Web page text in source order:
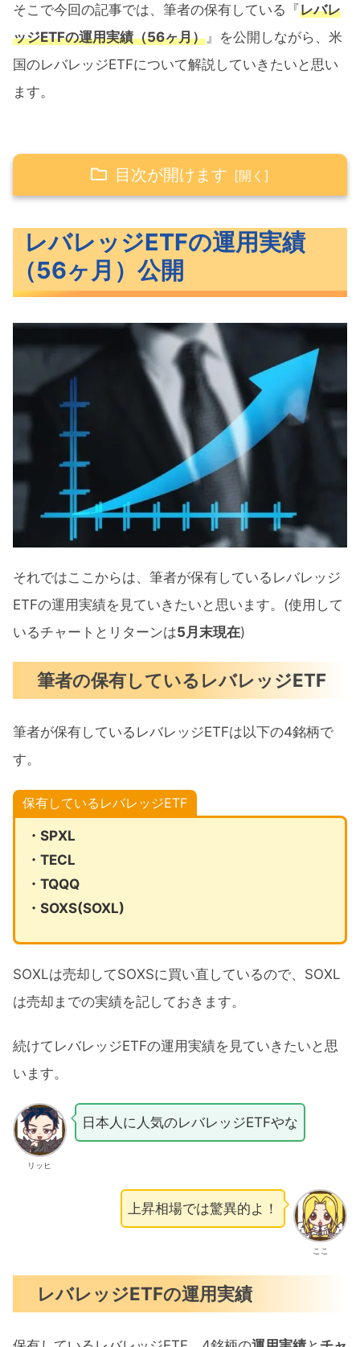
そこで今回の記事では、筆者の保有している『レバレ
ッジETFの運用実績（56ヶ月） 』を公開しながら、米
国のレバレッジETFについて解説していきたいと思い
ます。
目次が開けます
筆者の保有しているレバレッジETF
レバレッジETFの運用実績
次に上昇したら一部は利確する
レバレッジETFとは
どんなレバレッジETFがあるの？
レバレッジETF運用実績公開『SPXL･
TECL･TQQQ･SOXL』まとめ
レバレッジETFの運用実績
（56ヶ月）公開
それではここからは、筆者が保有しているレバレッジ
ETFの運用実績を見ていきたいと思います。(使用して
いるチャートとリターンは5月末現在)
筆者の保有しているレバレッジETF
筆者が保有しているレバレッジETFは以下の4銘柄で
す。
保有しているレバレッジETF
・SPXL
・TECL
・TQQQ
・SOXS(SOXL)
SOXLは売却してSOXSに買い直しているので、SOXL
は売却までの実績を記しておきます。
続けてレバレッジETFの運用実績を見ていきたいと思
います。
リッヒ
日本人に人気のレバレッジETFやな
ここ
上昇相場では驚異的よ！
レバレッジETFの運用実績